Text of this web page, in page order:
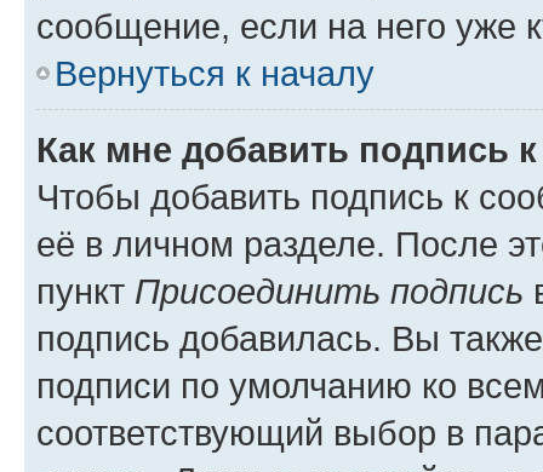
сообщение, если на него уже
Вернуться к началу
Как мне добавить подпись
Чтобы добавить подпись к
её в личном разделе. После
пункт Присоединить подпись
подпись добавилась. Вы
подписи по умолчанию ко
соответствующий выбор в